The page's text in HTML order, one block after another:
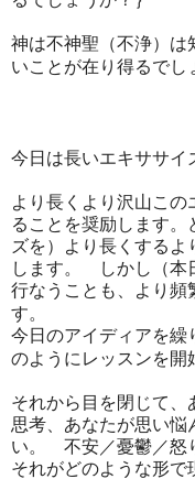
神は不神聖（不浄）
いことが在り得るでし
今日は長いエキササイ
より長くより沢山こ
ることを奨励します。
ズを）より長くする
します。 しかし（本
行なうことも、より頻
す。
今日のアイディアを繰
のようにレッスンを開
それから目を閉じて
思考、あなたが思い悩
い。 不安／憂鬱／怒
それがどのような形